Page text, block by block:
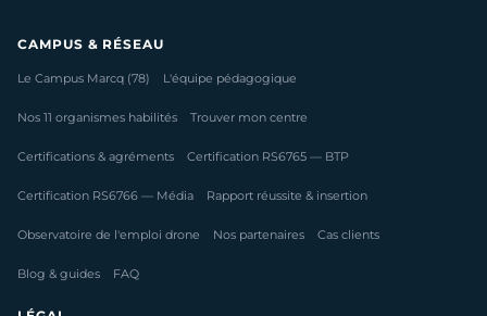
CAMPUS & RÉSEAU
Le Campus Marcq (78) L'équipe pédagogique
Nos 11 organismes habilités Trouver mon centre
Certifications & agréments Certification RS6765 — BTP
Certification RS6766 — Média Rapport réussite & insertion
Observatoire de l'emploi drone Nos partenaires Cas clients
Blog & guides FAQ